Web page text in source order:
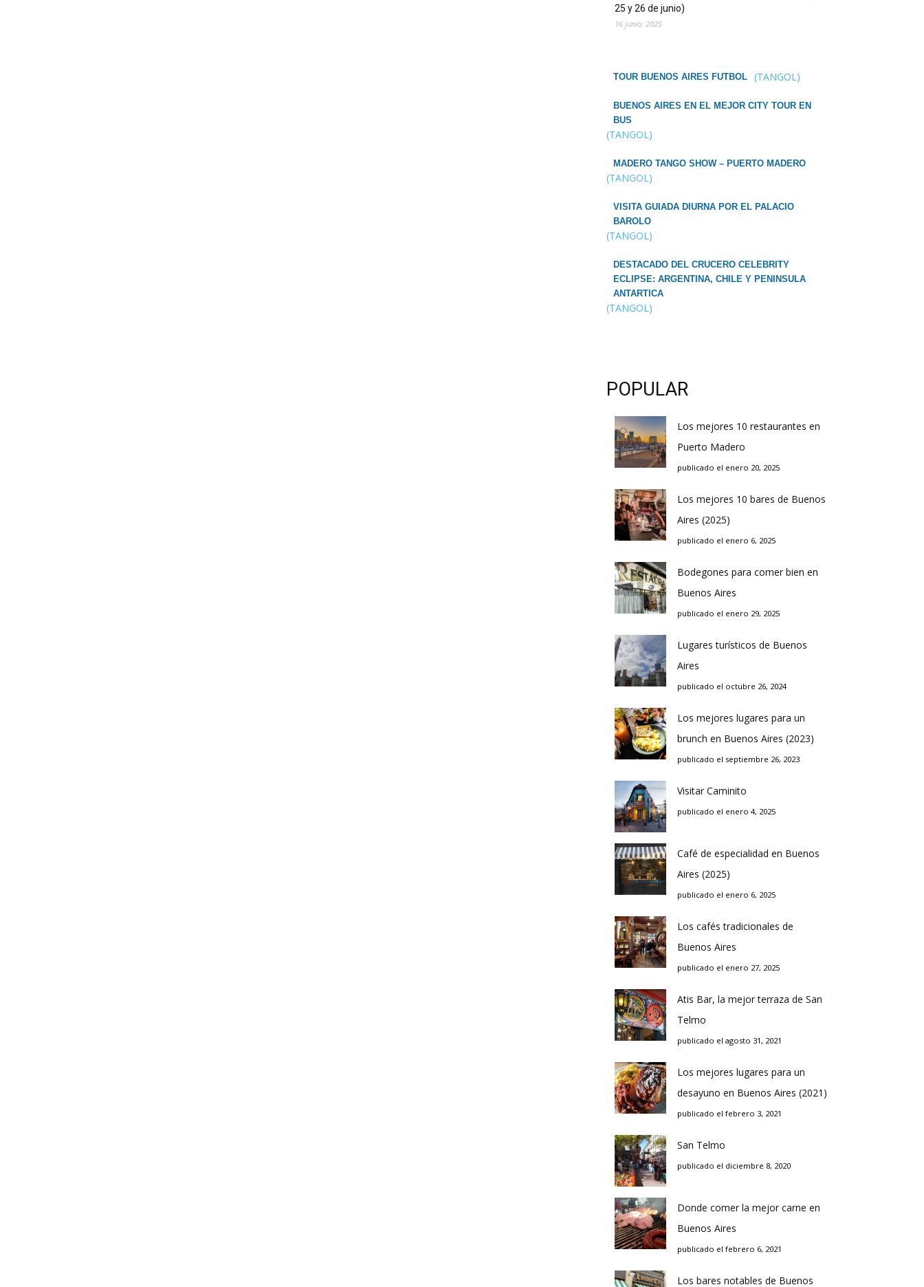
25 y 26 de junio)
16 junio, 2025
TOUR BUENOS AIRES FUTBOL (TANGOL)
BUENOS AIRES EN EL MEJOR CITY TOUR EN
BUS
(TANGOL)
MADERO TANGO SHOW – PUERTO MADERO
(TANGOL)
VISITA GUIADA DIURNA POR EL PALACIO
BAROLO
(TANGOL)
DESTACADO DEL CRUCERO CELEBRITY
ECLIPSE: ARGENTINA, CHILE Y PENINSULA
ANTARTICA
(TANGOL)
POPULAR
Los mejores 10 restaurantes en
Puerto Madero
publicado el enero 20, 2025
Los mejores 10 bares de Buenos
Aires (2025)
publicado el enero 6, 2025
Bodegones para comer bien en
Buenos Aires
publicado el enero 29, 2025
Lugares turísticos de Buenos
Aires
publicado el octubre 26, 2024
Los mejores lugares para un
brunch en Buenos Aires (2023)
publicado el septiembre 26, 2023
Visitar Caminito
publicado el enero 4, 2025
Café de especialidad en Buenos
Aires (2025)
publicado el enero 6, 2025
Los cafés tradicionales de
Buenos Aires
publicado el enero 27, 2025
Atis Bar, la mejor terraza de San
Telmo
publicado el agosto 31, 2021
Los mejores lugares para un
desayuno en Buenos Aires (2021)
publicado el febrero 3, 2021
San Telmo
publicado el diciembre 8, 2020
Donde comer la mejor carne en
Buenos Aires
publicado el febrero 6, 2021
Los bares notables de Buenos